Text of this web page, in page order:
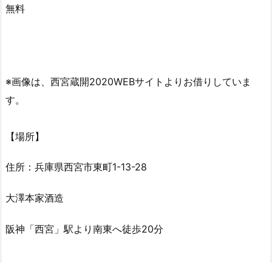
無料
※画像は、西宮蔵開2020WEBサイトよりお借りしていま
す。
【場所】
住所：兵庫県西宮市東町1-13-28
大澤本家酒造
阪神「西宮」駅より南東へ徒歩20分